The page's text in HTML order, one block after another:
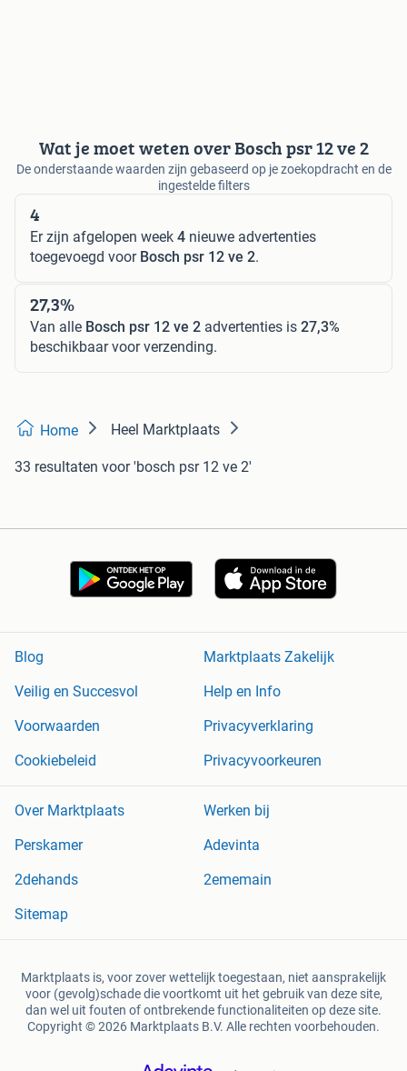
Wat je moet weten over Bosch psr 12 ve 2
De onderstaande waarden zijn gebaseerd op je zoekopdracht en de
ingestelde filters
4
Er zijn afgelopen week 4 nieuwe advertenties
toegevoegd voor Bosch psr 12 ve 2.
27,3%
Van alle Bosch psr 12 ve 2 advertenties is 27,3%
beschikbaar voor verzending.
Home Heel Marktplaats
33 resultaten voor 'bosch psr 12 ve 2'
Blog
Marktplaats Zakelijk
Veilig en Succesvol
Help en Info
Voorwaarden
Privacyverklaring
Cookiebeleid
Privacyvoorkeuren
Over Marktplaats
Werken bij
Perskamer
Adevinta
2dehands
2ememain
Sitemap
Marktplaats is, voor zover wettelijk toegestaan, niet aansprakelijk
voor (gevolg)schade die voortkomt uit het gebruik van deze site,
dan wel uit fouten of ontbrekende functionaliteiten op deze site.
Copyright © 2026 Marktplaats B.V. Alle rechten voorbehouden.